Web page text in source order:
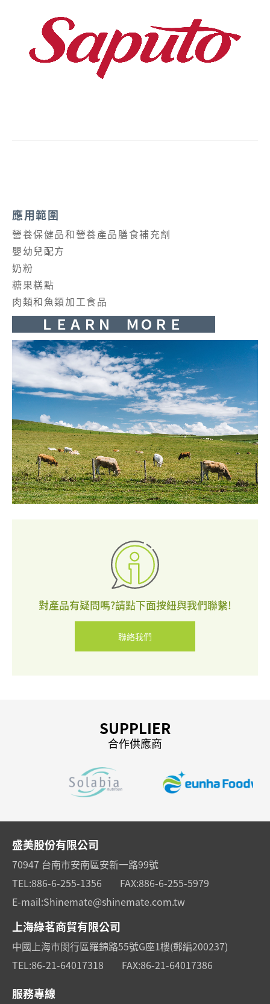
應用範圍
營養保健品和營養產品膳食補充劑
嬰幼兒配方
奶粉
糖果糕點
肉類和魚類加工食品
ＬＥＡＲＮ ＭＯＲＥ
對產品有疑問嗎?請點下面按紐與我們聯繫!
聯絡我們
SUPPLIER
合作供應商
盛美股份有限公司
70947 台南市安南區安新一路99號
TEL:886-6-255-1356 FAX:886-6-255-5979
E-mail:Shinemate@shinemate.com.tw
上海綠茗商貿有限公司
中國上海市閔行區羅錦路55號G座1樓(郵編200237)
TEL:86-21-64017318 FAX:86-21-64017386
服務專線